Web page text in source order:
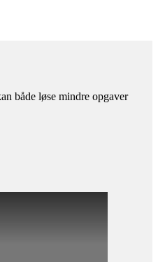
både løse mindre opgaver